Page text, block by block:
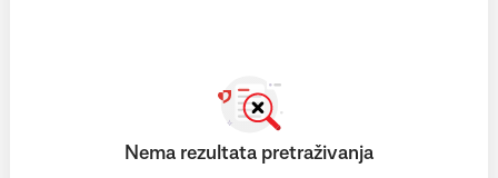
Nema rezultata pretraživanja